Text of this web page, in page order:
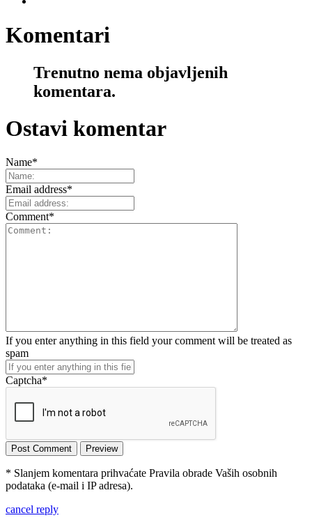
Komentari
Trenutno nema objavljenih
komentara.
Ostavi komentar
Name*
Email address*
Comment*
If you enter anything in this field your comment will be treated as
spam
Captcha*
* Slanjem komentara prihvaćate Pravila obrade Vaših osobnih
podataka (e-mail i IP adresa).
cancel reply